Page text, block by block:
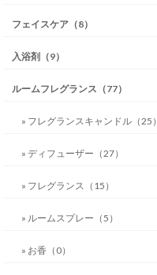
フェイスケア（8）
入浴剤（9）
ルームフレグランス（77）
» フレグランスキャンドル（25）
» ディフューザー（27）
» フレグランス（15）
» ルームスプレー（5）
» お香（0）